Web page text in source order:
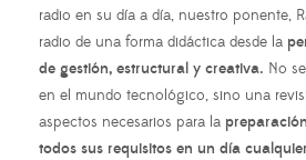
radio en su día a día, nuestro ponente,
radio de una forma didáctica desde la
de gestión, estructural y creativa. No
en el mundo tecnológico, sino una
aspectos necesarios para la
todos sus requisitos en un día